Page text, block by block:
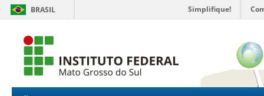
BRASIL Simplifique!